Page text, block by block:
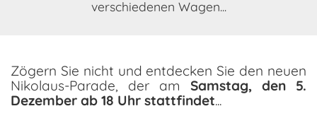
verschiedenen Wagen...
Zögern Sie nicht und entdecken Sie den neuen
Nikolaus-Parade, der am Samstag, den 5.
Dezember ab 18 Uhr stattfindet...